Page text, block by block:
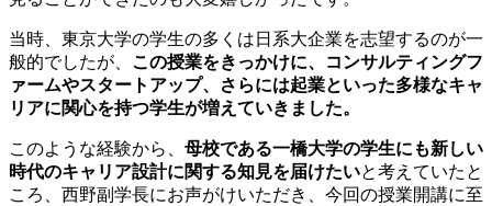
当時、東京大学の学生の多くは日系大企業を志望するのが一
般的でしたが、 この授業をきっかけに、コンサルティングフ
ァームやスタートアップ、さらには起業といった多様なキャ
リアに関心を持つ学生が増えていきました。
このような経験から、 母校である一橋大学の学生にも新しい
時代のキャリア設計に関する知見を届けたいと考えていたと
ころ、西野副学長にお声がけいただき、今回の授業開講に至